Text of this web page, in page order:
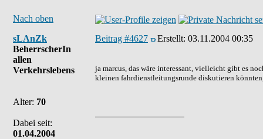
Nach oben
sLAnZk
BeherrscherIn
allen
Verkehrslebens
Alter: 70
Dabei seit:
01.04.2004
Beitrag #4627 Erstellt: 03.11.2004 00:35
ja marcus, das wäre interessant, vielleicht gibt es
kleinen fahrdienstleitungsrunde diskutieren könnten,